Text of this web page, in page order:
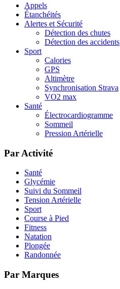
Appels
Étanchéités
Alertes et Sécurité
Détection des chutes
Détection des accidents
Sport
Calories
GPS
Altimètre
Synchronisation Strava
VO2 max
Santé
Électrocardiogramme
Sommeil
Pression Artérielle
Par Activité
Santé
Glycémie
Suivi du Sommeil
Tension Artérielle
Sport
Course à Pied
Fitness
Natation
Plongée
Randonnée
Par Marques